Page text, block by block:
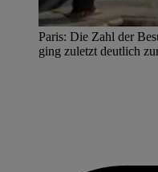
Paris: Die Zahl der
ging zuletzt deutlich